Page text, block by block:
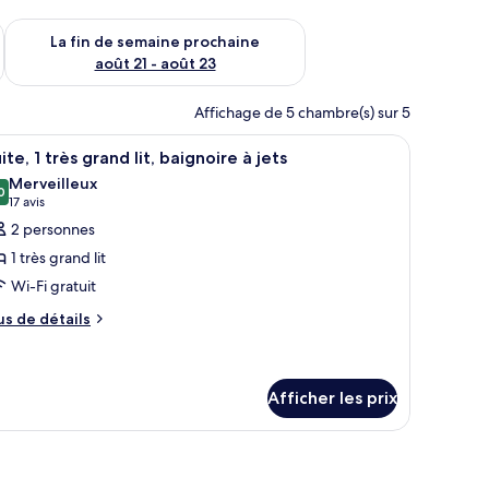
août 14 - août 16
La fin de semaine prochaine
août 21 - août 23
Vérifier la disponibilité pour la fin de semaine prochaine août
Affichage de 5 chambre(s) sur 5
un bureau, une chaise, une télévision et une fenêtre avec des rideaux.
Une chambre d’hôtel avec un grand lit,
3 1 très grand lit, baignoire à jets
sur 10
Merveilleux
17 avis
(17 avis)
2 personnes
1 très grand lit
Wi-Fi gratuit
de détails
Afficher les prix
beau paysage.
deux tables de chevet avec des lampes et une fenêtre donnant sur une